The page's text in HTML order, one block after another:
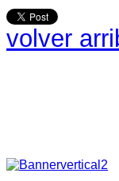
volver